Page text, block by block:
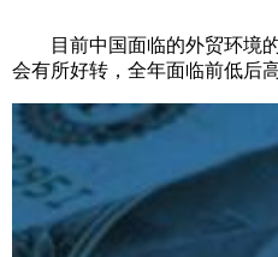
目前中国面临的外贸环境的
会有所好转，全年面临前低后